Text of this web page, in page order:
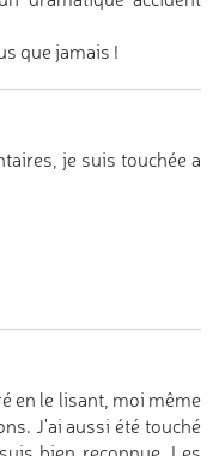
que jamais !
je suis touchée a
en le lisant, moi même
J'ai aussi été touché